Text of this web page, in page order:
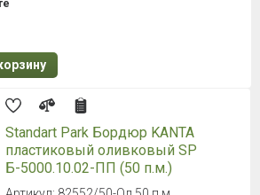
Standart Park Бордюр KANTA
пластиковый оливковый SP
Б-5000.10.02-ПП (50 п.м.)